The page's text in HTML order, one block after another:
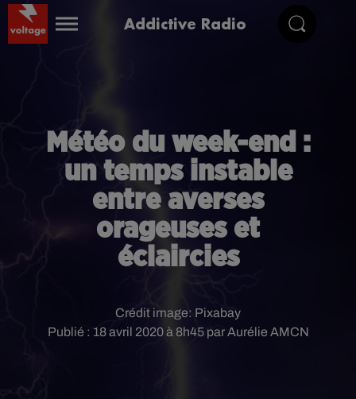
Addictive Radio
Météo du week-end :
un temps instable
entre averses
orageuses et
éclaircies
Publié : 18 avril 2020 à 8h45 par Aurélie AMCN
Crédit image: Pixabay